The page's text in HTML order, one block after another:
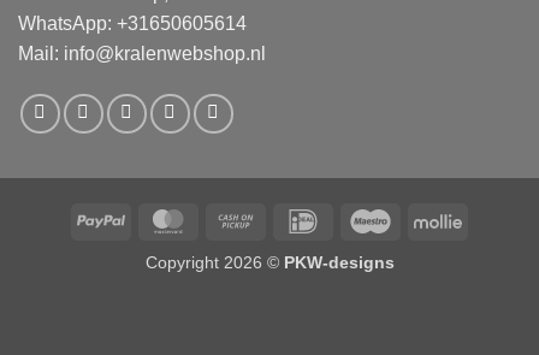
WhatsApp: +31650605614
Mail: info@kralenwebshop.nl
PayPal MasterCardCash
Pickup
IDeal Maestro Mollie
Copyright 2026 © PKW-designs